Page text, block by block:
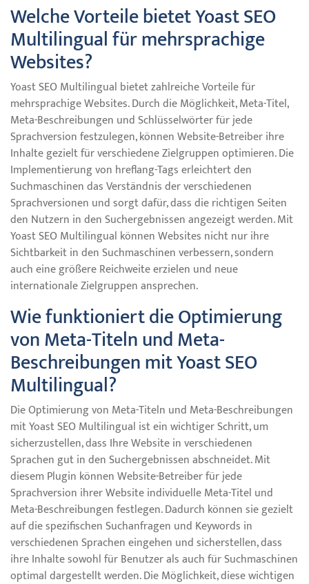
Welche Vorteile bietet Yoast SEO
Multilingual für mehrsprachige
Websites?
Yoast SEO Multilingual bietet zahlreiche Vorteile für
mehrsprachige Websites. Durch die Möglichkeit, Meta-Titel,
Meta-Beschreibungen und Schlüsselwörter für jede
Sprachversion festzulegen, können Website-Betreiber ihre
Inhalte gezielt für verschiedene Zielgruppen optimieren. Die
Implementierung von hreflang-Tags erleichtert den
Suchmaschinen das Verständnis der verschiedenen
Sprachversionen und sorgt dafür, dass die richtigen Seiten
den Nutzern in den Suchergebnissen angezeigt werden. Mit
Yoast SEO Multilingual können Websites nicht nur ihre
Sichtbarkeit in den Suchmaschinen verbessern, sondern
auch eine größere Reichweite erzielen und neue
internationale Zielgruppen ansprechen.
Wie funktioniert die Optimierung
von Meta-Titeln und Meta-
Beschreibungen mit Yoast SEO
Multilingual?
Die Optimierung von Meta-Titeln und Meta-Beschreibungen
mit Yoast SEO Multilingual ist ein wichtiger Schritt, um
sicherzustellen, dass Ihre Website in verschiedenen
Sprachen gut in den Suchergebnissen abschneidet. Mit
diesem Plugin können Website-Betreiber für jede
Sprachversion ihrer Website individuelle Meta-Titel und
Meta-Beschreibungen festlegen. Dadurch können sie gezielt
auf die spezifischen Suchanfragen und Keywords in
verschiedenen Sprachen eingehen und sicherstellen, dass
ihre Inhalte sowohl für Benutzer als auch für Suchmaschinen
optimal dargestellt werden. Die Möglichkeit, diese wichtigen